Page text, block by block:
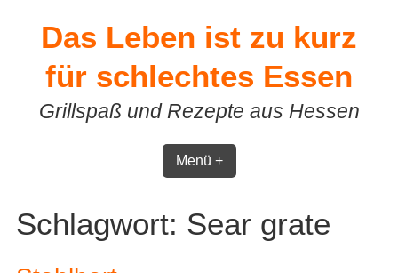
contentDas Leben ist zu kurz
für schlechtes Essen
Grillspaß und Rezepte aus Hessen
Menü +
Schlagwort: Sear grate